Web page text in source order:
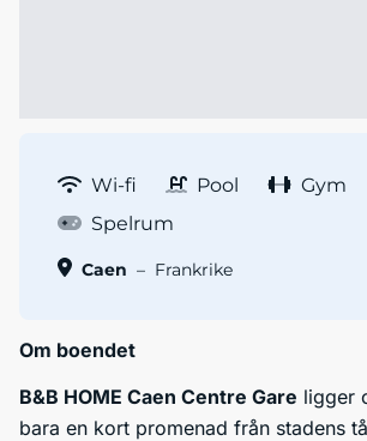
Wi-fi Pool
Gym
Spelrum
Caen – Frankrike
Om boendet
B&B HOME Caen Centre Gare ligger
bara en kort promenad från stadens